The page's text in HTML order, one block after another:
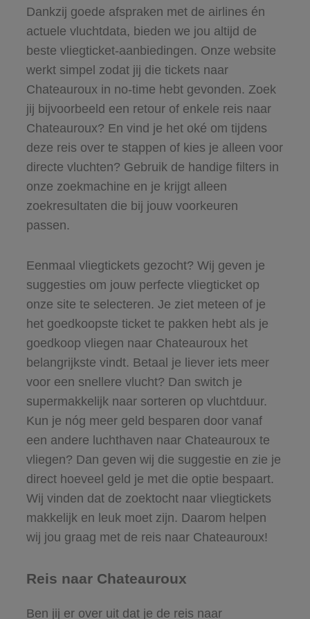
Dankzij goede afspraken met de airlines én
actuele vluchtdata, bieden we jou altijd de
beste vliegticket-aanbiedingen. Onze website
werkt simpel zodat jij die tickets naar
Chateauroux in no-time hebt gevonden. Zoek
jij bijvoorbeeld een retour of enkele reis naar
Chateauroux? En vind je het oké om tijdens
deze reis over te stappen of kies je alleen voor
directe vluchten? Gebruik de handige filters in
onze zoekmachine en je krijgt alleen
zoekresultaten die bij jouw voorkeuren
passen.
Eenmaal vliegtickets gezocht? Wij geven je
suggesties om jouw perfecte vliegticket op
onze site te selecteren. Je ziet meteen of je
het goedkoopste ticket te pakken hebt als je
goedkoop vliegen naar Chateauroux het
belangrijkste vindt. Betaal je liever iets meer
voor een snellere vlucht? Dan switch je
supermakkelijk naar sorteren op vluchtduur.
Kun je nóg meer geld besparen door vanaf
een andere luchthaven naar Chateauroux te
vliegen? Dan geven wij die suggestie en zie je
direct hoeveel geld je met die optie bespaart.
Wij vinden dat de zoektocht naar vliegtickets
makkelijk en leuk moet zijn. Daarom helpen
wij jou graag met de reis naar Chateauroux!
Reis naar Chateauroux
Ben jij er over uit dat je de reis naar